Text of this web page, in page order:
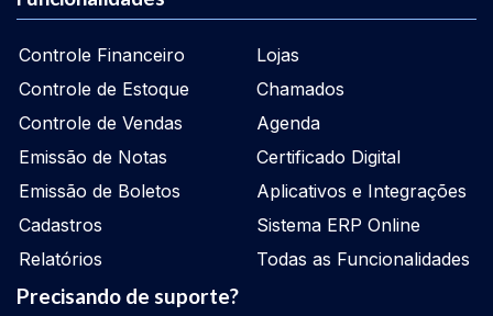
Controle Financeiro
Controle de Estoque
Controle de Vendas
Emissão de Notas
Emissão de Boletos
Cadastros
Relatórios
Lojas
Chamados
Agenda
Certificado Digital
Aplicativos e Integrações
Sistema ERP Online
Todas as Funcionalidades
Precisando de suporte?